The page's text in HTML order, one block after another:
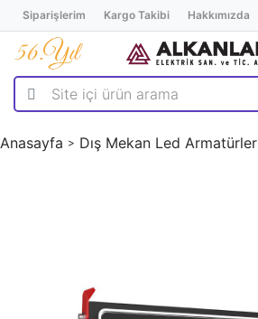
Siparişlerim Kargo Takibi Hakkımızda
Anasayfa Dış Mekan Led Armatürler